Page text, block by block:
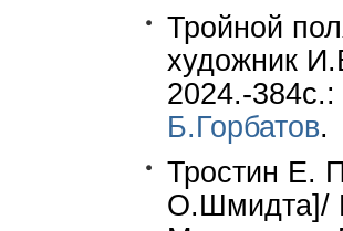
Тройной
художник
2024.-
Б.Горбатов.
Тростин Е.
О.Шмидта]/